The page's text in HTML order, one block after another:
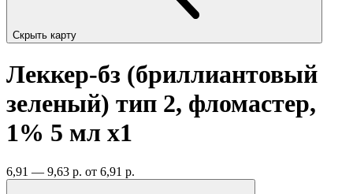
Скрыть карту
Леккер-бз (бриллиантовый
зеленый) тип 2, фломастер,
1% 5 мл x1
6,91 — 9,63 р. от 6,91 р.